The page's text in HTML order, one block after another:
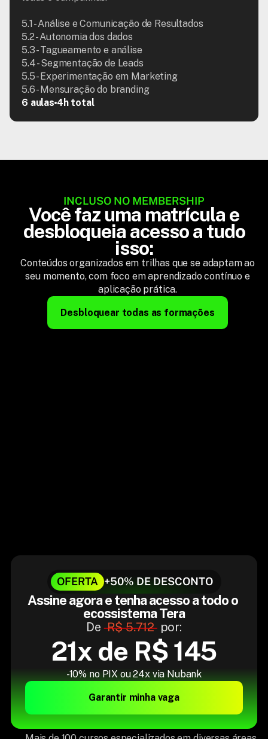
5.1 - Análise e Comunicação de Resultados
5.2 - Autonomia dos dados
5.3 - Tagueamento e análise
5.4 - Segmentação de Leads
5.5 - Experimentação em Marketing
5.6 - Mensuração do branding
6 aulas 4h total
INCLUSO NO MEMBERSHIP
Você faz uma matrícula e
desbloqueia acesso a tudo
isso:
Conteúdos organizados em trilhas que se adaptam ao
seu momento, com foco em aprendizado contínuo e
aplicação prática.
Desbloquear todas as formações
OFERTA +50% DE DESCONTO
Assine agora e tenha acesso a todo o
ecossistema Tera
De R$ 5.712 por:
21x de R$ 145
-10% no PIX ou 24x via Nubank
Garantir minha vaga